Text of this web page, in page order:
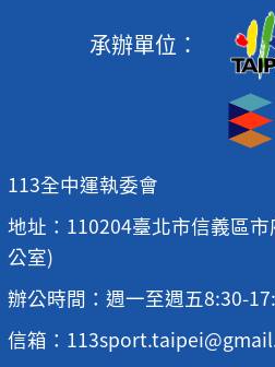
承辦單位：
113全中運執委會
地址：110204臺北市信義區
公室)
辦公時間：週一至週五8:30-
信箱：